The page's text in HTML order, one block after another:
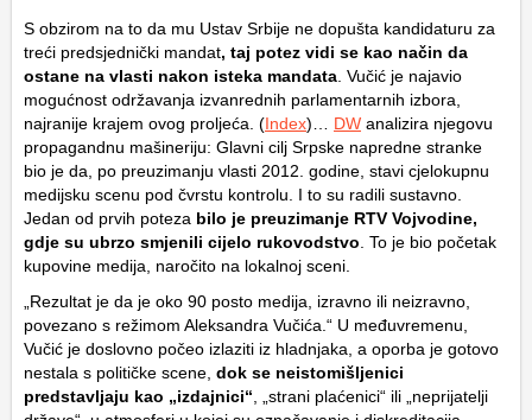
S obzirom na to da mu Ustav Srbije ne dopušta kandidaturu za
treći predsjednički mandat, taj potez vidi se kao način da
ostane na vlasti nakon isteka mandata . Vučić je najavio
mogućnost održavanja izvanrednih parlamentarnih izbora,
najranije krajem ovog proljeća. (Index)… DW analizira njegovu
propagandnu mašineriju: Glavni cilj Srpske napredne stranke
bio je da, po preuzimanju vlasti 2012. godine, stavi cjelokupnu
medijsku scenu pod čvrstu kontrolu. I to su radili sustavno.
Jedan od prvih poteza bilo je preuzimanje RTV Vojvodine,
gdje su ubrzo smjenili cijelo rukovodstvo . To je bio početak
kupovine medija, naročito na lokalnoj sceni.
„Rezultat je da je oko 90 posto medija, izravno ili neizravno,
povezano s režimom Aleksandra Vučića.“ U međuvremenu,
Vučić je doslovno počeo izlaziti iz hladnjaka, a oporba je gotovo
nestala s političke scene, dok se neistomišljenici
predstavljaju kao „izdajnici“ , „strani plaćenici“ ili „neprijatelji